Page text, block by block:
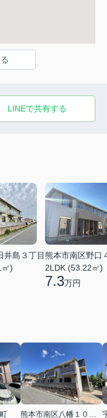
LINEで共有する
井島３丁目
)
熊本市南区野口
2LDK (53.22㎡)
7.3万円
熊本市南区八幡１０丁目